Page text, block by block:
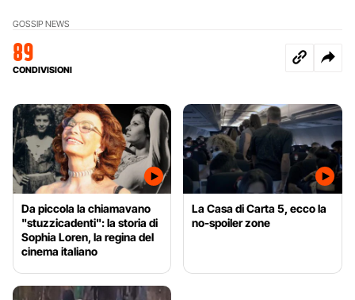
GOSSIP NEWS
89
CONDIVISIONI
Da piccola la chiamavano
"stuzzicadenti": la storia di
Sophia Loren, la regina del
cinema italiano
La Casa di Carta 5, ecco la
no-spoiler zone